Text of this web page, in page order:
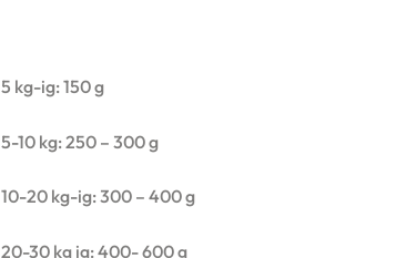
5 kg-ig: 150 g
5-10 kg: 250 – 300 g
10-20 kg-ig: 300 – 400 g
20-30 kg ig: 400- 600 g